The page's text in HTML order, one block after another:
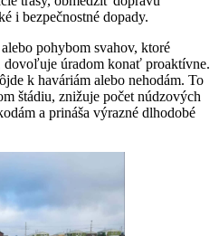
i bezpečnostné dopady.
pohybom svahov, ktoré
dovoľuje úradom konať proaktívne.
k haváriám alebo nehodám. To
štádiu, znižuje počet núdzových
a prináša výrazné dlhodobé